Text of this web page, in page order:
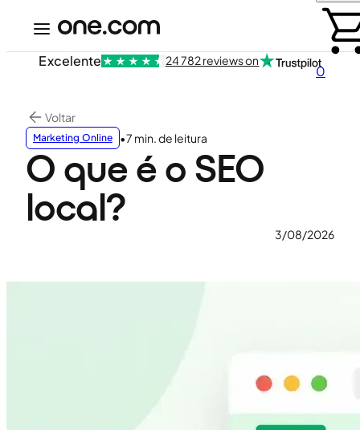
0
Excelente 24 782 reviews on
Voltar
Marketing Online •7 min. de leitura
O que é o SEO
local?
3/08/2026